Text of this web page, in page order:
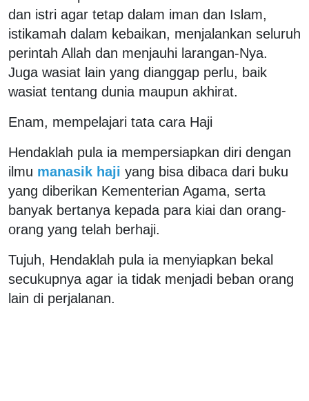
dan istri agar tetap dalam iman dan Islam,
istikamah dalam kebaikan, menjalankan seluruh
perintah Allah dan menjauhi larangan-Nya.
Juga wasiat lain yang dianggap perlu, baik
wasiat tentang dunia maupun akhirat.
Enam, mempelajari tata cara Haji
Hendaklah pula ia mempersiapkan diri dengan
ilmu manasik haji yang bisa dibaca dari buku
yang diberikan Kementerian Agama, serta
banyak bertanya kepada para kiai dan orang-
orang yang telah berhaji.
Tujuh, Hendaklah pula ia menyiapkan bekal
secukupnya agar ia tidak menjadi beban orang
lain di perjalanan.